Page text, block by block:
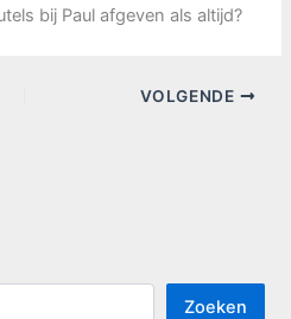
bij Paul afgeven als altijd?
VOLGENDE
Zoeken